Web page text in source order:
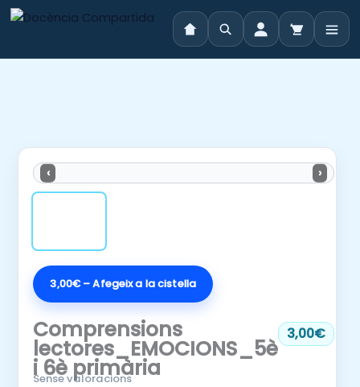
‹ ›
3,00€ – Afegeix a la cistella
Comprensions
lectores_EMOCIONS_5è
i 6è primària
3,00€
Sense valoracions